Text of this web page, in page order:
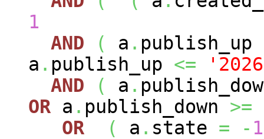
1
AND
( a . publish_up
a . publish_up <=
AND
( a .
OR a . publish_down >=
OR
( a . state = - 1